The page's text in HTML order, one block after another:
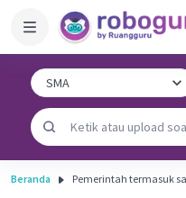
Beranda Pemerintah termasuk